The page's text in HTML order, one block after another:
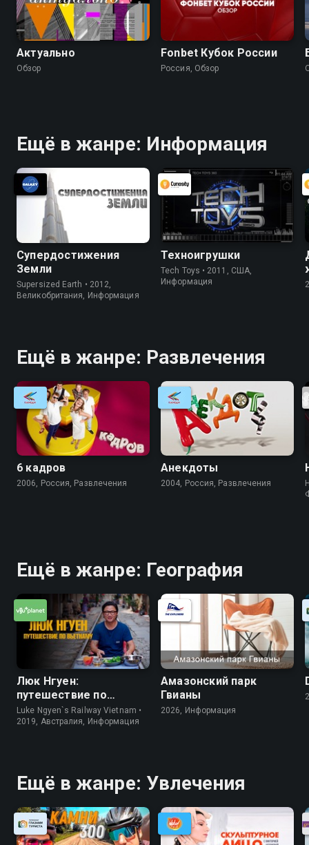
Актуально
Обзор
Fonbet Кубок России
Россия, Обзор
Ещё в жанре: Информация
Супердостижения
Земли
Supersized Earth • 2012,
Великобритания, Информация
Техноигрушки
Tech Toys • 2011, США,
Информация
Ещё в жанре: Развлечения
6 кадров
2006, Россия, Развлечения
Анекдоты
2004, Россия, Развлечения
Ещё в жанре: География
Люк Нгуен:
путешествие по
Вьетнаму
Luke Ngyen`s Railway Vietnam •
2019, Австралия, Информация
Амазонский парк
Гвианы
2026, Информация
Ещё в жанре: Увлечения